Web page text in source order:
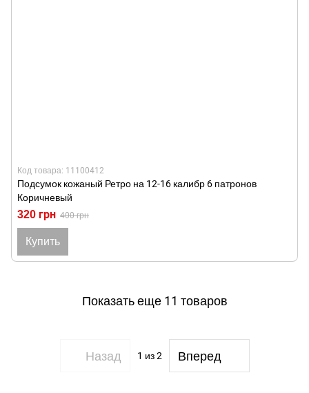
Код товара: 11100412
Подсумок кожаный Ретро на 12-16 калибр 6 патронов
Коричневый
320 грн 400 грн
Купить
Показать еще 11 товаров
Назад 1 из 2 Вперед